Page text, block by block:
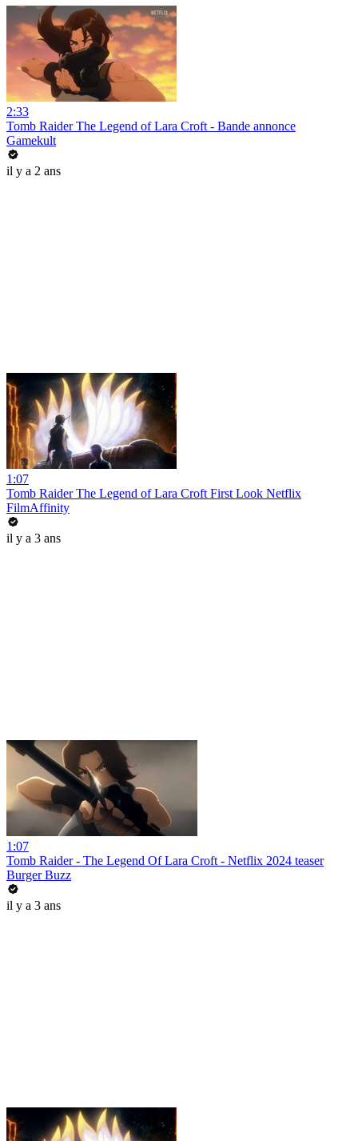
2:33
Tomb Raider The Legend of Lara Croft - Bande annonce
Gamekult
il y a 2 ans
1:07
Tomb Raider The Legend of Lara Croft First Look Netflix
FilmAffinity
il y a 3 ans
1:07
Tomb Raider - The Legend Of Lara Croft - Netflix 2024 teaser
Burger Buzz
il y a 3 ans